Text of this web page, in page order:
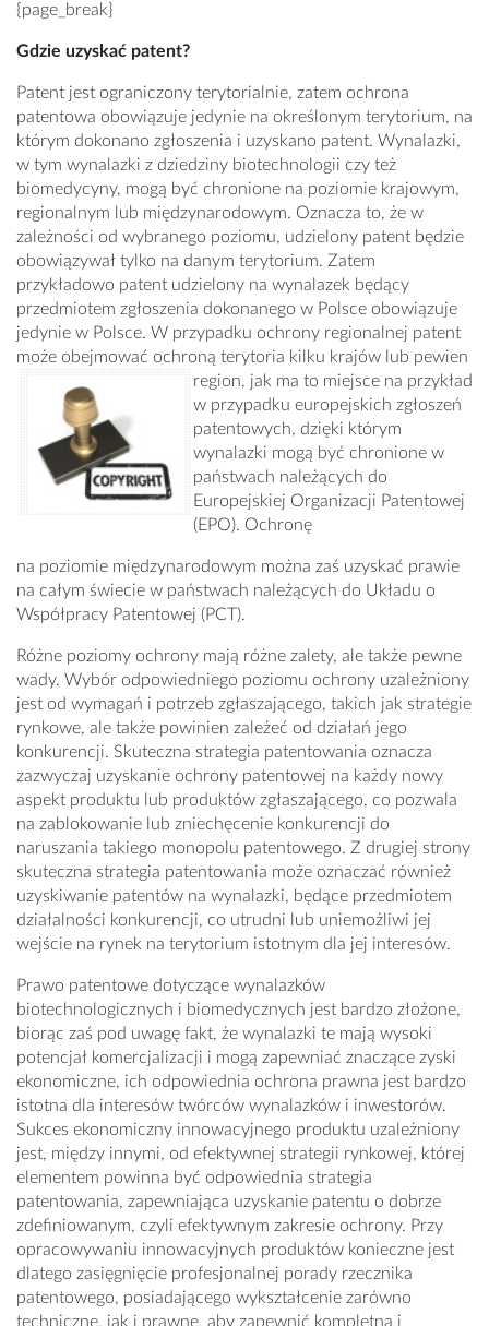
{page_break}
Gdzie uzyskać patent?
Patent jest ograniczony terytorialnie, zatem ochrona
patentowa obowiązuje jedynie na określonym terytorium, na
którym dokonano zgłoszenia i uzyskano patent. Wynalazki,
w tym wynalazki z dziedziny biotechnologii czy też
biomedycyny, mogą być chronione na poziomie krajowym,
regionalnym lub międzynarodowym. Oznacza to, że w
zależności od wybranego poziomu, udzielony patent będzie
obowiązywał tylko na danym terytorium. Zatem
przykładowo patent udzielony na wynalazek będący
przedmiotem zgłoszenia dokonanego w Polsce obowiązuje
jedynie w Polsce. W przypadku ochrony regionalnej patent
może obejmować ochroną terytoria kilku krajów lub pewien
region, jak ma to miejsce na przykład
w przypadku europejskich zgłoszeń
patentowych, dzięki którym
wynalazki mogą być chronione w
państwach należących do
Europejskiej Organizacji Patentowej
(EPO). Ochronę
na poziomie międzynarodowym można zaś uzyskać prawie
na całym świecie w państwach należących do Układu o
Współpracy Patentowej (PCT).
Różne poziomy ochrony mają różne zalety, ale także pewne
wady. Wybór odpowiedniego poziomu ochrony uzależniony
jest od wymagań i potrzeb zgłaszającego, takich jak strategie
rynkowe, ale także powinien zależeć od działań jego
konkurencji. Skuteczna strategia patentowania oznacza
zazwyczaj uzyskanie ochrony patentowej na każdy nowy
aspekt produktu lub produktów zgłaszającego, co pozwala
na zablokowanie lub zniechęcenie konkurencji do
naruszania takiego monopolu patentowego. Z drugiej strony
skuteczna strategia patentowania może oznaczać również
uzyskiwanie patentów na wynalazki, będące przedmiotem
działalności konkurencji, co utrudni lub uniemożliwi jej
wejście na rynek na terytorium istotnym dla jej interesów.
Prawo patentowe dotyczące wynalazków
biotechnologicznych i biomedycznych jest bardzo złożone,
biorąc zaś pod uwagę fakt, że wynalazki te mają wysoki
potencjał komercjalizacji i mogą zapewniać znaczące zyski
ekonomiczne, ich odpowiednia ochrona prawna jest bardzo
istotna dla interesów twórców wynalazków i inwestorów.
Sukces ekonomiczny innowacyjnego produktu uzależniony
jest, między innymi, od efektywnej strategii rynkowej, której
elementem powinna być odpowiednia strategia
patentowania, zapewniająca uzyskanie patentu o dobrze
zdefiniowanym, czyli efektywnym zakresie ochrony. Przy
opracowywaniu innowacyjnych produktów konieczne jest
dlatego zasięgnięcie profesjonalnej porady rzecznika
patentowego, posiadającego wykształcenie zarówno
techniczne, jak i prawne, aby zapewnić kompletną i